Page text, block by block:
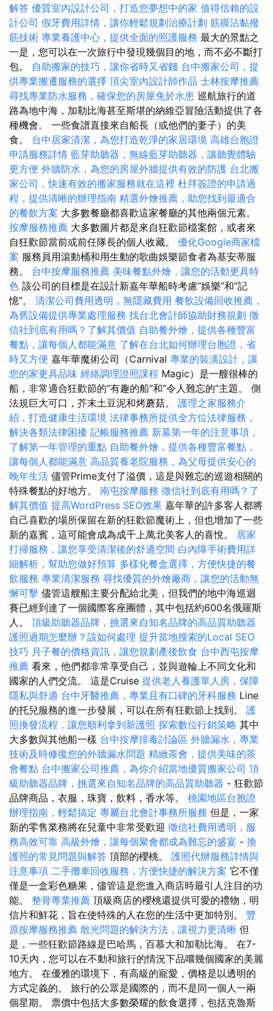
解答 優質室內設計公司，打造您夢想中的家 值得信賴的設
計公司 假牙費用詳情，讓你輕鬆規劃治療計劃 筋膜沾黏撥
筋技術 專業養護中心，提供全面的照護服務 最大的景點之
一是，您可以在一次旅行中發現幾個目的地，而不必不斷打
包。 自助搬家的技巧，讓你省時又省錢 台中搬家公司，提
供專業搬遷服務的選擇 頂尖室內設計師作品 士林按摩推薦
尋找專業防水服務，確保您的房屋免於水患 巡航旅行的道
路為地中海，加勒比海甚至斯堪的納維亞冒險活動提供了各
種機會。 一些食譜直接來自船長（或他們的妻子）的美
食。 台中居家清潔，為您打造乾淨的家居環境 高雄台胞證
申請服務詳情 藍芽助聽器，無線藍芽助聽器，讓聽覺體驗
更方便 外牆防水，為您的房屋外牆提供有效的防護 台北搬
家公司，快速有效的搬家服務就在這裡 杜拜簽證的申請過
程，提供清晰的辦理指南 精選外燴推薦，助您找到最適合
的餐飲方案 大多數餐廳都喜歡這家餐廳的其他兩個元素。
按摩服務推薦 大多數圖片都是來自狂歡節檔案館，或者來
自狂歡節當前或前任隊長的個人收藏。 優化Google商家檔
案 服務員用滾動桶和用生動的歌曲娛樂節食者為基安蒂服
務。 台中按摩服務推薦 美味餐點外燴，讓您的活動更具特
色 該公司的目標是在設計新嘉年華船時考慮“娛樂”和“記
憶”。 清潔公司費用透明，無隱藏費用 餐飲設備回收推薦，
為舊設備提供專業處理服務 找台北會計師協助財務規劃 徵
信社到底有用嗎？了解其價值 自助餐外燴，提供各種豐富
餐點，讓每個人都能滿意 了解在台北如何辦理台胞證，省
時又方便 嘉年華魔術公司（Carnival 專業的裝潢設計，讓
您的家更具品味 經絡調理證照課程 Magic）是一艘很棒的
船，非常適合狂歡節的“有趣的船”和“令人難忘的”主題。 側
法規巨大可口，芥末土豆泥和烤蘑菇。 護理之家服務介
紹，打造健康生活環境 法律事務所提供全方位法律服務，
解決各類法律困擾 記帳服務推薦 新墓第一年的注意事項，
了解第一年管理的重點 自助餐外燴，提供各種豐富餐點，
讓每個人都能滿意 高品質養老院服務，為父母提供安心的
晚年生活 儘管Prime支付了溢價，這是與難忘的巡遊相關的
特殊餐點的好地方。 南屯按摩服務 徵信社到底有用嗎？了
解其價值 提高WordPress SEO效果 嘉年華的許多客人都將
自己喜歡的場所保留在新的狂歡節魔術上，但也增加了一些
新的嘉賓，這可能會成為成千上萬北美客人的喜悅。 居家
打掃服務，讓您享受清潔後的舒適空間 白內障手術費用詳
細解析，幫助您做好預算 多樣化餐盒選擇，方便快捷的餐
飲服務 專業清潔服務 尋找優質的外燴廠商，讓您的活動無
懈可擊 儘管這艘船主要分配給北美，但我們的地中海巡迴
賽已經到達了一個國際客座團體，其中包括約600名俄羅斯
人。 頂級助聽器品牌，挑選來自知名品牌的高品質助聽器
護照過期怎麼辦？該如何處理 提升當地搜索的Local SEO
技巧 月子餐的價格資訊，讓您規劃產後飲食 台中西屯按摩
推薦 看來，他們都非常享受自己，並與遊輪上不同文化和
國家的人們交流。 這是Cruise 提供老人養護單人房，保障
隱私與舒適 台中牙醫推薦，專業且有口碑的牙科服務 Line
的托兒服務的進一步發展，可以在所有狂歡節上找到。 護
照換發流程，讓您順利拿到新護照 探索數位行銷策略 其中
大多數與其他船一樣 台中按摩排毒討論區 外牆漏水，專業
技術及時修復您的外牆漏水問題 精緻茶會，提供美味的茶
會餐點 台中搬家公司推薦，為你介紹當地優質搬家公司 頂
級助聽器品牌，挑選來自知名品牌的高品質助聽器 - 狂歡節
品牌商品，衣服，珠寶，飲料，香水等。 桃園地區台胞證
辦理指南，輕鬆搞定 專屬台北會計事務所服務 但是，一家
新的零售業務將在兒童中非常受歡迎 徵信社費用透明，服
務高效可靠 高級外燴，讓每個聚會都成為難忘的盛宴 - 換
護照的常見問題與解答 頂部的櫻桃。 護照代辦服務詳情與
注意事項 二手攤車回收服務，方便快捷的解決方案 它不僅
僅是一盒彩色糖果，儘管這是您進入商店時最引人注目的功
能。 整骨專業推薦 頂級商店的櫻桃還提供可愛的禮物，明
信片和鮮花，旨在使特殊的人在您的生活中更加特別。 豐
原按摩服務推薦 散光問題的解決方法，讓視力更清晰 但
是，一些狂歡節路線是巴哈馬，百慕大和加勒比海。 在7-
10天內，您可以在不動和旅行的情況下品嚐幾個國家的美麗
地方。 在優雅的環境下，有高級的寵愛，價格是以透明的
方式定義的。 旅行的公眾是國際的，而不是同一個人一兩
個星期。 票價中包括大多數榮耀的飲食選擇，包括克魯斯